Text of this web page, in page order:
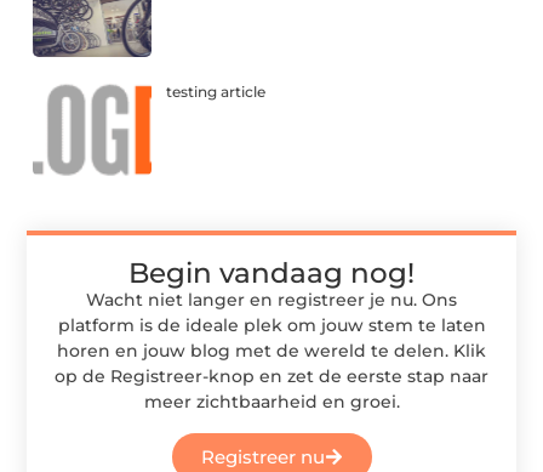
testing article
Begin vandaag nog!
Wacht niet langer en registreer je nu. Ons
platform is de ideale plek om jouw stem te laten
horen en jouw blog met de wereld te delen. Klik
op de Registreer-knop en zet de eerste stap naar
meer zichtbaarheid en groei.
Registreer nu